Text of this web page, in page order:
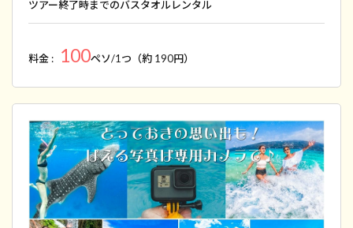
ツアー終了時までのバスタオルレンタル
料金 : 100ペソ/1つ（約 190円）